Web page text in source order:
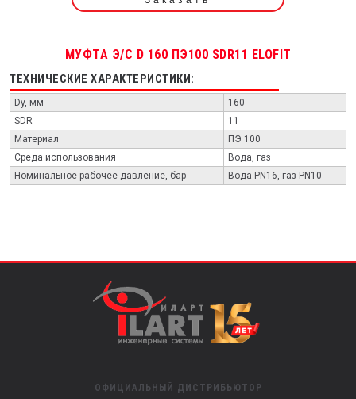
МУФТА Э/С D 160 ПЭ100 SDR11 ELOFIT
ТЕХНИЧЕСКИЕ ХАРАКТЕРИСТИКИ:
Dy, мм
160
SDR
11
Материал
ПЭ 100
Среда использования
Вода, газ
Номинальное рабочее давление, бар
Вода PN16, газ PN10
ОФИЦИАЛЬНЫЙ ДИСТРИБЬЮТОР